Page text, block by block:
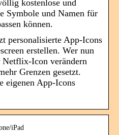
kostenlose und
Symbole und Namen für
können.
personalisierte App-Icons
erstellen. Wer nun
Netflix-Icon verändern
Grenzen gesetzt.
eigenen App-Icons
iPad